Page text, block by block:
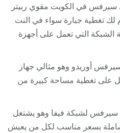
سيرفس في الكويت مقوي ربيتر
لك تغطية جبارة سواء في النت
الشبكة التي تعمل على أجهزة
أوريدو وهو مثالي جهاز
على تغطية مساحة كبيرة من
لشبكة فيفا وهو يشتغل
بسعر مناسب لكل من يعيش